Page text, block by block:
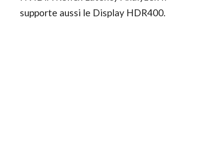
supporte aussi le Display HDR400.